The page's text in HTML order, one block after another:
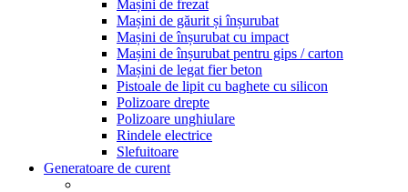
Mașini de frezat
Mașini de găurit și înșurubat
Mașini de înșurubat cu impact
Mașini de înșurubat pentru gips / carton
Mașini de legat fier beton
Pistoale de lipit cu baghete cu silicon
Polizoare drepte
Polizoare unghiulare
Rindele electrice
Slefuitoare
Generatoare de curent